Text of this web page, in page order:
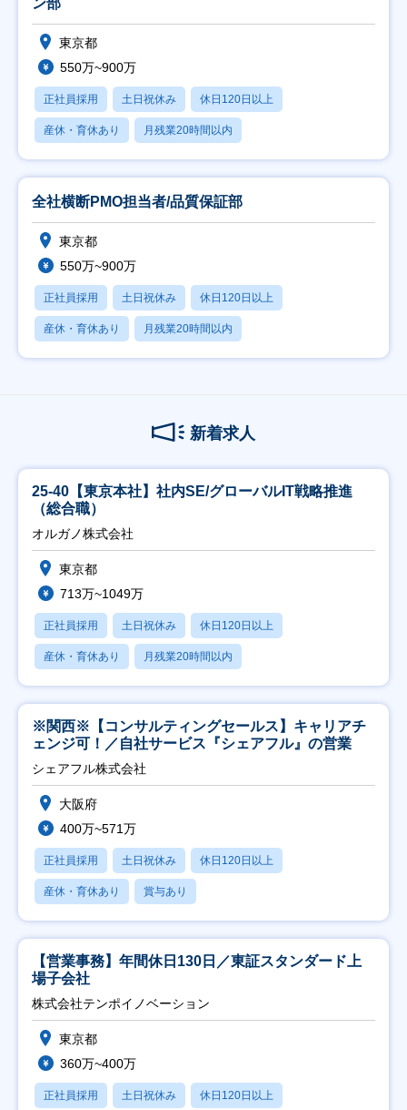
ン部
東京都
550万~900万
正社員採用 土日祝休み 休日120日以上
産休・育休あり 月残業20時間以内
全社横断PMO担当者/品質保証部
東京都
550万~900万
正社員採用 土日祝休み 休日120日以上
産休・育休あり 月残業20時間以内
新着求人
25-40【東京本社】社内SE/グローバルIT戦略推進
（総合職）
オルガノ株式会社
東京都
713万~1049万
正社員採用 土日祝休み 休日120日以上
産休・育休あり 月残業20時間以内
※関西※【コンサルティングセールス】キャリアチ
ェンジ可！／自社サービス『シェアフル』の営業
シェアフル株式会社
大阪府
400万~571万
正社員採用 土日祝休み 休日120日以上
産休・育休あり 賞与あり
【営業事務】年間休日130日／東証スタンダード上
場子会社
株式会社テンポイノベーション
東京都
360万~400万
正社員採用 土日祝休み 休日120日以上